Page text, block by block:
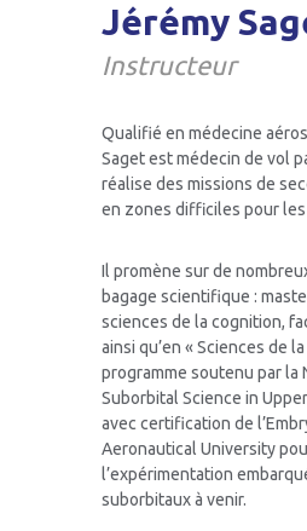
Offrir un vol
Offre entreprise
Equipe Air Zero G
Air Zero G Sky Club
FAQ vols
Jérémy
Instructeur
Qualifié en médecine
Saget est médecin de vol
réalise des missions de
en zones difficiles pour les
Il promène sur de
bagage scientifique :
sciences de la cognition,
ainsi qu’en « Sciences de
programme soutenu par la
Suborbital Science in
avec certification de
Aeronautical University
l’expérimentation
suborbitaux à venir.